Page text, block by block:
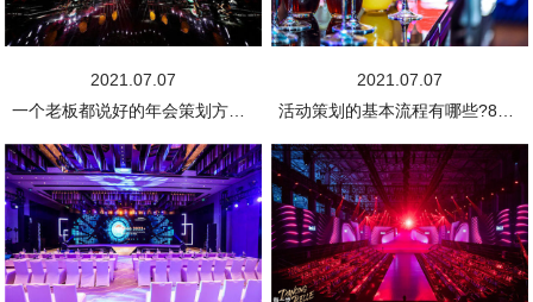
2021.07.07
2021.07.07